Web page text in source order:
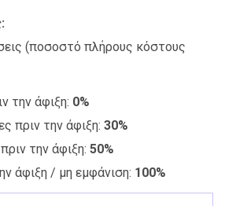
(ποσοστό πλήρους κόστους
την άφιξη: 0%
πριν την άφιξη: 30%
την άφιξη: 50%
άφιξη / μη εμφάνιση: 100%